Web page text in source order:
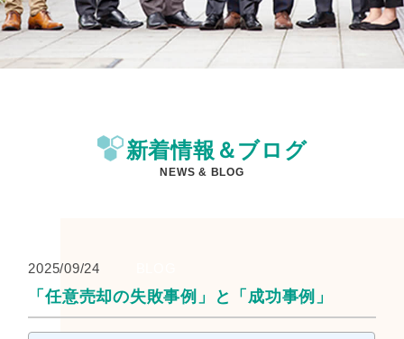
新着情報＆ブログ
NEWS & BLOG
2025/09/24
「任意売却の失敗事例」と「成功事例」